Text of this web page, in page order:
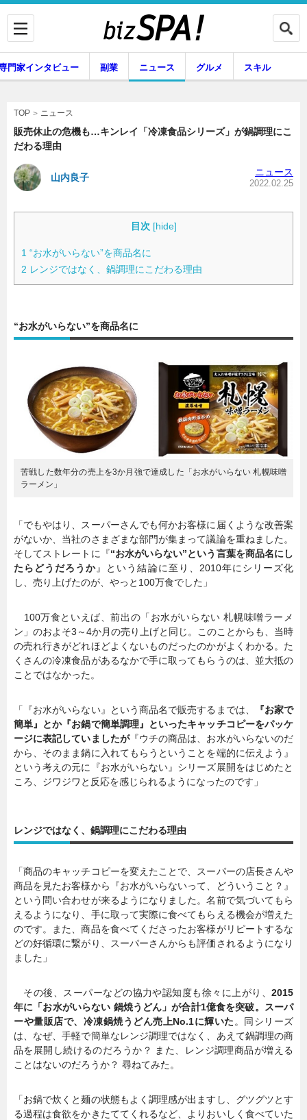
専門家インタビュー
グルメ
暮らし
連載一覧
門家インタビュー 副業 ニュース グルメ スキル
TOP ニュース
販売休止の危機も…キンレイ「冷凍食品シリーズ」が鍋調理にこ
だわる理由
山内良子 ニュース
2022.02.25
目次 [hide]
1 “お水がいらない”を商品名に
2 レンジではなく、鍋調理にこだわる理由
“お水がいらない”を商品名に
苦戦した数年分の売上を3か月強で達成した「お水がいらない 札幌味噌
ラーメン」
「でもやはり、スーパーさんでも何かお客様に届くような改善案
がないか、当社のさまざまな部門が集まって議論を重ねました。
そしてストレートに『“お水がいらない”という言葉を商品名にし
たらどうだろうか』という結論に至り、2010年にシリーズ化
し、売り上げたのが、やっと100万食でした」
100万食といえば、前出の「お水がいらない 札幌味噌ラーメ
ン」のおよそ3～4か月の売り上げと同じ。このことからも、当時
の売れ行きがどれほどよくないものだったのかがよくわかる。た
くさんの冷凍食品があるなかで手に取ってもらうのは、並大抵の
ことではなかった。
「『お水がいらない』という商品名で販売するまでは、
『お家で
簡単』とか『お鍋で簡単調理』といったキャッチコピーをパッケ
ージに表記していましたが『ウチの商品は、お水がいらないのだ
から、そのまま鍋に入れてもらうということを端的に伝えよう』
という考えの元に『お水がいらない』シリーズ展開をはじめたと
ころ、ジワジワと反応を感じられるようになったのです」
レンジではなく、鍋調理にこだわる理由
「商品のキャッチコピーを変えたことで、スーパーの店長さんや
商品を見たお客様から『お水がいらないって、どういうこと？』
という問い合わせが来るようになりました。名前で気づいてもら
えるようになり、手に取って実際に食べてもらえる機会が増えた
のです。また、商品を食べてくださったお客様がリピートするな
どの好循環に繋がり、スーパーさんからも評価されるようになり
ました」
その後、スーパーなどの協力や認知度も徐々に上がり、 2015
年に「お水がいらない 鍋焼うどん」が合計1億食を突破。スーパ
ーや量販店で、冷凍鍋焼うどん売上No.1に輝いた 。同シリーズ
は、なぜ、手軽で簡単なレンジ調理ではなく、あえて鍋調理の商
品を展開し続けるのだろうか？ また、レンジ調理商品が増える
ことはないのだろうか？ 尋ねてみた。
「お鍋で炊くと麺の状態もよく調理感が出ますし、グツグツとす
る過程は食欲をかきたててくれるなど、よりおいしく食べていた